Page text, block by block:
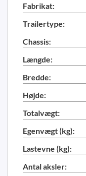
Fabrikat:
Trailertype:
Chassis:
Længde:
Bredde:
Højde:
Totalvægt:
Egenvægt (kg):
Lastevne (kg):
Antal aksler: